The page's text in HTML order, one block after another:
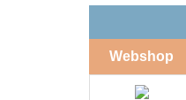
Webshop